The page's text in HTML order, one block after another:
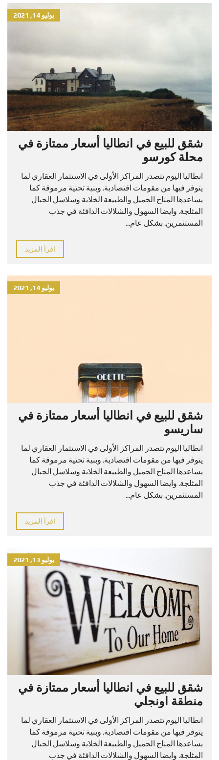
يوليو 14, 2021
شقق للبيع في انطاليا أسعار ممتازة في
محلة كورسو
انطاليا اليوم تتصدر المراكز الأولى في الاستثمار العقاري لما
يتوفر فيها من مقومات اقتصادية. وبنية تحتية مرموقة كما
يساعدها المناخ الجميل والطبيعة الخلابة وسلاسل الجبال
المثلجة. وايضا السهول والشلالات الدافئة في جذب
المستثمرين. بشكل عام...
اقرأ المزيد
يوليو 14, 2021
شقق للبيع في انطاليا أسعار ممتازة في
ساريسو
انطاليا اليوم تتصدر المراكز الأولى في الاستثمار العقاري لما
يتوفر فيها من مقومات اقتصادية. وبنية تحتية مرموقة كما
يساعدها المناخ الجميل والطبيعة الخلابة وسلاسل الجبال
المثلجة. وايضا السهول والشلالات الدافئة في جذب
المستثمرين. بشكل عام...
اقرأ المزيد
يوليو 13, 2021
شقق للبيع في انطاليا أسعار ممتازة في
منطقة اونجلي
انطاليا اليوم تتصدر المراكز الأولى في الاستثمار العقاري لما
يتوفر فيها من مقومات اقتصادية. وبنية تحتية مرموقة كما
يساعدها المناخ الجميل والطبيعة الخلابة وسلاسل الجبال
المثلجة. وايضا السهول والشلالات الدافئة في جذب